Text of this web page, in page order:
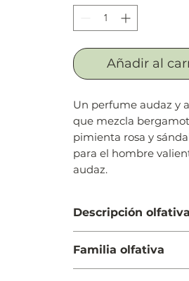
Añadir al
Un perfume audaz y
que mezcla
pimienta rosa y
para el hombre
audaz.
Descripción olfativa
de Calabria y limón
siciliana)
Familia olfativa